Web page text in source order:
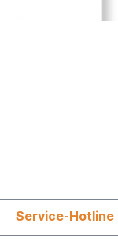
Service-Hotline